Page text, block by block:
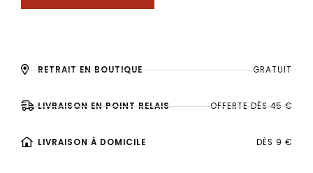
RETRAIT EN BOUTIQUE GRATUIT
LIVRAISON EN POINT RELAIS OFFERTE DÈS 45 €
LIVRAISON À DOMICILE DÈS 9 €